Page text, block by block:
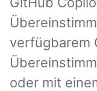
verfügbarem
oder mit